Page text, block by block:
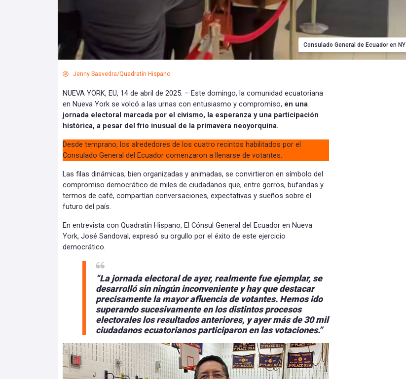
Consulado General de Ecuador en NY
Jenny Saavedra/Quadratín Hispano
NUEVA YORK, EU, 14 de abril de 2025. – Este domingo, la comunidad ecuatoriana
en Nueva York se volcó a las urnas con entusiasmo y compromiso, en una
jornada electoral marcada por el civismo, la esperanza y una participación
histórica, a pesar del frío inusual de la primavera neoyorquina.
Desde temprano, los alrededores de los cuatro recintos habilitados por el
Consulado General del Ecuador comenzaron a llenarse de votantes.
Las filas dinámicas, bien organizadas y animadas, se convirtieron en símbolo del
compromiso democrático de miles de ciudadanos que, entre gorros, bufandas y
termos de café, compartían conversaciones, expectativas y sueños sobre el
futuro del país.
En entrevista con Quadratín Hispano, El Cónsul General del Ecuador en Nueva
York, José Sandoval, expresó su orgullo por el éxito de este ejercicio
democrático.
“La jornada electoral de ayer, realmente fue ejemplar, se
desarrolló sin ningún inconveniente y hay que destacar
precisamente la mayor afluencia de votantes. Hemos ido
superando sucesivamente en los distintos procesos
electorales los resultados anteriores, y ayer más de 30 mil
ciudadanos ecuatorianos participaron en las votaciones.”